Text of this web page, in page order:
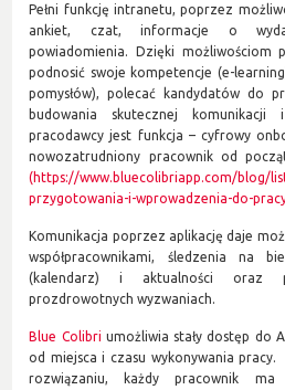
Pełni funkcję intranetu, poprzez
ankiet, czat, informacje o
powiadomienia. Dzięki możliwościom
podnosić swoje kompetencje (e-
pomysłów), polecać kandydatów do
budowania skutecznej komunikacji
pracodawcy jest funkcja – cyfrowy
nowozatrudniony pracownik od
(https://www.bluecolibriapp.com/blog/
przygotowania-i-wprowadzenia-do-
Komunikacja poprzez aplikację daje
współpracownikami, śledzenia na
(kalendarz) i aktualności oraz
prozdrowotnych wyzwaniach.
Blue Colibri umożliwia stały dostęp do
od miejsca i czasu wykonywania
rozwiązaniu, każdy pracownik